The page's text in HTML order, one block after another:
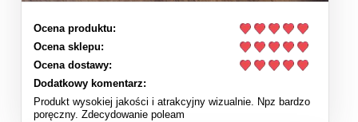
Ocena produktu:
Ocena sklepu:
Ocena dostawy:
Dodatkowy komentarz:
Produkt wysokiej jakości i atrakcyjny wizualnie. Npz bardzo
poręczny. Zdecydowanie poleam